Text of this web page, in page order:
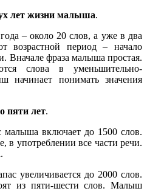
лет жизни малыша.
– около 20 слов, а уже в два
период – начало
Вначале фраза малыша простая.
слова в уменьшительно-
начинает понимать значения
пяти лет.
малыша включает до 1500 слов.
употреблении все части речи.
увеличивается до 2000 слов.
из пяти-шести слов. Малыш